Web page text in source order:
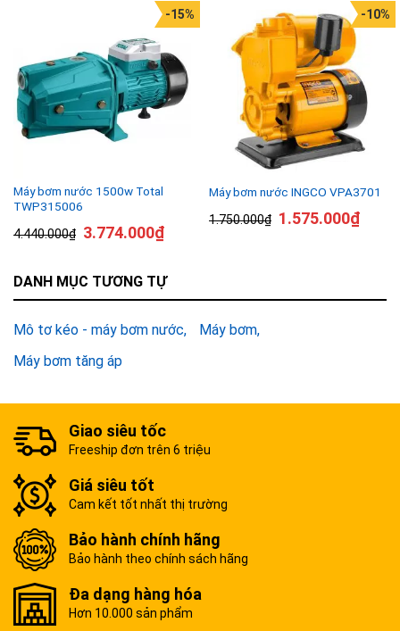
Máy bơm nước 1500w Total
TWP315006
4.440.000₫
-15%
3.774.000₫
Máy bơm nước INGCO VPA3701
1.750.000₫
-10%
1.575.000₫
DANH MỤC TƯƠNG TỰ
Mô tơ kéo - máy bơm nước
Máy bơm
Máy bơm tăng áp
Giao siêu tốc
Freeship đơn trên 6 triệu
Giá siêu tốt
Cam kết tốt nhất thị trường
Bảo hành chính hãng
Bảo hành theo chính sách hãng
Đa dạng hàng hóa
Hơn 10.000 sản phẩm